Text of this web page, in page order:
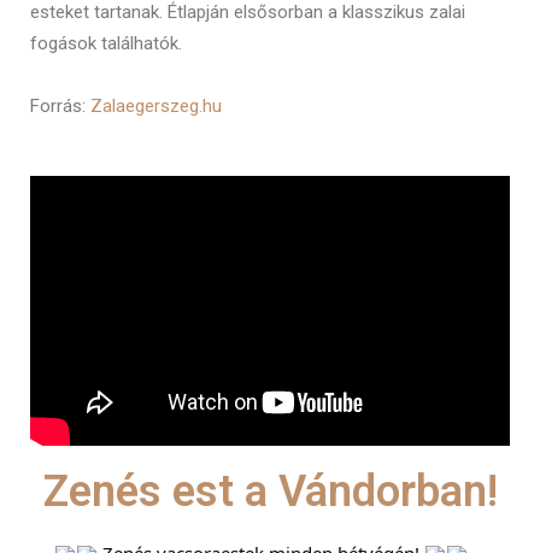
esteket tartanak. Étlapján elsősorban a klasszikus zalai
fogások találhatók.
Forrás: Zalaegerszeg.hu
Zenés est a Vándorban!